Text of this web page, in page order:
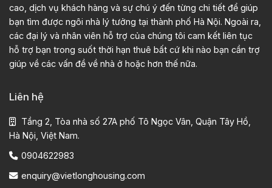
cao, dịch vụ khách hàng và sự chú ý đến từng chi tiết để giúp
bạn tìm được ngôi nhà lý tưởng tại thành phố Hà Nội. Ngoài ra,
các đại lý và nhân viên hỗ trợ của chúng tôi cam kết liên tục
hỗ trợ bạn trong suốt thời hạn thuê bất cứ khi nào bạn cần trợ
giúp về các vấn đề về nhà ở hoặc hơn thế nữa.
Liên hệ
Tầng 2, Tòa nhà số 27A phố Tô Ngọc Vân, Quận Tây Hồ,
Hà Nội, Việt Nam.
0904622983
enquiry@vietlonghousing.com